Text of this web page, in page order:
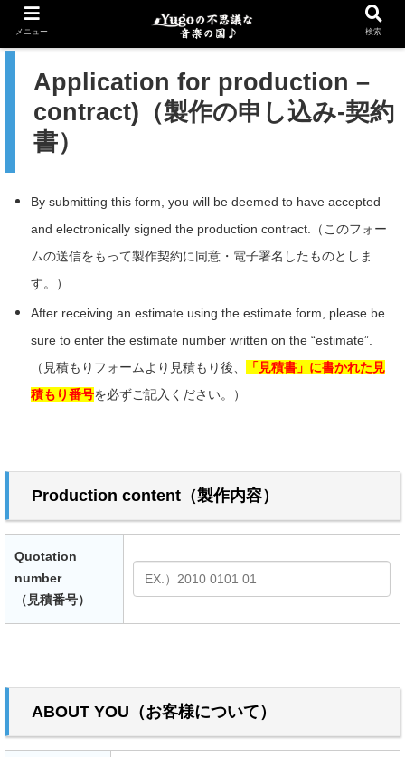
ホーム
Application for production –
contract)（製作の申し込み-契約
書）
By submitting this form, you will be deemed to have accepted
and electronically signed the production contract.（このフォー
ムの送信をもって製作契約に同意・電子署名したものとしま
す。）
After receiving an estimate using the estimate form, please be
sure to enter the estimate number written on the “estimate”.
（見積もりフォームより見積もり後、
「見積書」に書かれた見
積もり番号を必ずご記入ください。）
Production content（製作内容）
Quotation
number
（見積番号）
ABOUT YOU（お客様について）
メニュー 検索